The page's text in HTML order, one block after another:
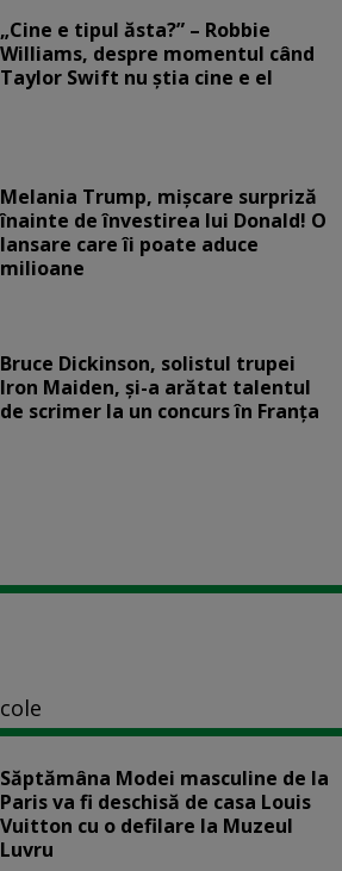
„Cine e tipul ăsta?” – Robbie
Williams, despre momentul când
Taylor Swift nu știa cine e el
Melania Trump, mișcare surpriză
înainte de învestirea lui Donald! O
lansare care îi poate aduce
milioane
Bruce Dickinson, solistul trupei
Iron Maiden, şi-a arătat talentul
de scrimer la un concurs în Franţa
Săptămâna Modei masculine de la
Paris va fi deschisă de casa Louis
Vuitton cu o defilare la Muzeul
Luvru